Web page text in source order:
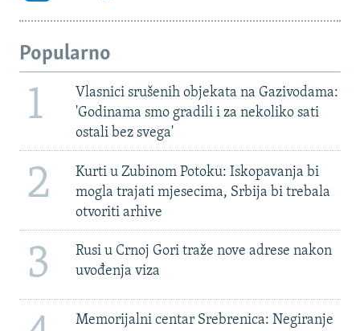
Popularno
1
Vlasnici srušenih objekata na Gazivodama:
'Godinama smo gradili i za nekoliko sati
ostali bez svega'
2
Kurti u Zubinom Potoku: Iskopavanja bi
mogla trajati mjesecima, Srbija bi trebala
otvoriti arhive
3
Rusi u Crnoj Gori traže nove adrese nakon
uvođenja viza
Memorijalni centar Srebrenica: Negiranje